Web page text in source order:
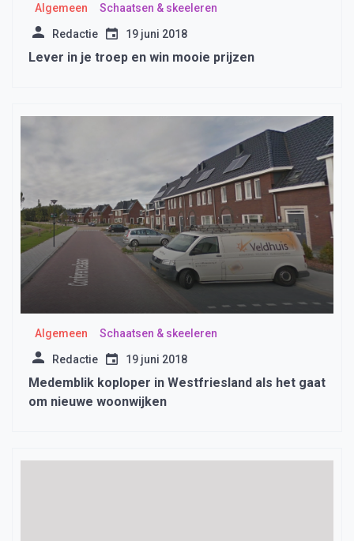
Algemeen Schaatsen & skeeleren
Redactie 19 juni 2018
Lever in je troep en win mooie prijzen
Algemeen Schaatsen & skeeleren
Redactie 19 juni 2018
Medemblik koploper in Westfriesland als het gaat
om nieuwe woonwijken